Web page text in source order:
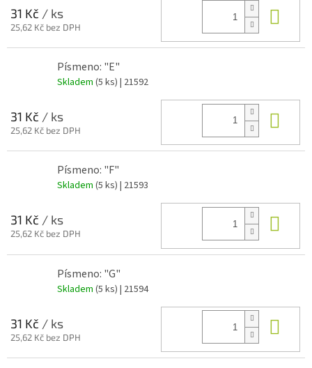
31 Kč / ks
25,62 Kč bez DPH
Písmeno: "E"
Skladem (5 ks) | 21592
31 Kč / ks
25,62 Kč bez DPH
Písmeno: "F"
Skladem (5 ks) | 21593
31 Kč / ks
25,62 Kč bez DPH
Písmeno: "G"
Skladem (5 ks) | 21594
31 Kč / ks
25,62 Kč bez DPH